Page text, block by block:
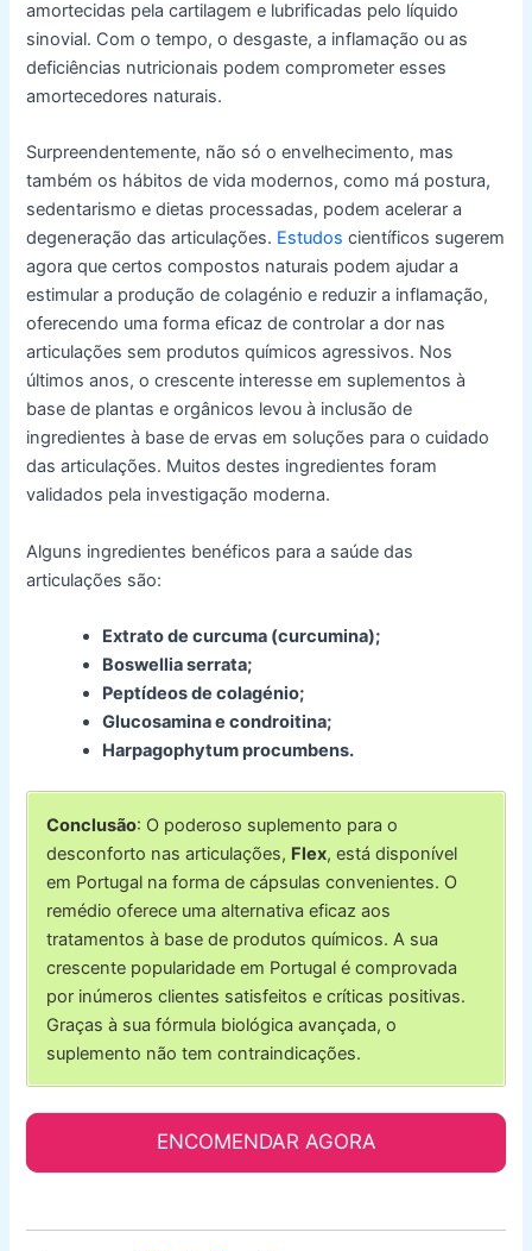
amortecidas pela cartilagem e lubrificadas pelo líquido
sinovial. Com o tempo, o desgaste, a inflamação ou as
deficiências nutricionais podem comprometer esses
amortecedores naturais.
Surpreendentemente, não só o envelhecimento, mas
também os hábitos de vida modernos, como má postura,
sedentarismo e dietas processadas, podem acelerar a
degeneração das articulações. Estudos científicos sugerem
agora que certos compostos naturais podem ajudar a
estimular a produção de colagénio e reduzir a inflamação,
oferecendo uma forma eficaz de controlar a dor nas
articulações sem produtos químicos agressivos. Nos
últimos anos, o crescente interesse em suplementos à
base de plantas e orgânicos levou à inclusão de
ingredientes à base de ervas em soluções para o cuidado
das articulações. Muitos destes ingredientes foram
validados pela investigação moderna.
Alguns ingredientes benéficos para a saúde das
articulações são:
Extrato de curcuma (curcumina);
Boswellia serrata;
Peptídeos de colagénio;
Glucosamina e condroitina;
Harpagophytum procumbens.
Conclusão: O poderoso suplemento para o
desconforto nas articulações, Flex, está disponível
em Portugal na forma de cápsulas convenientes. O
remédio oferece uma alternativa eficaz aos
tratamentos à base de produtos químicos. A sua
crescente popularidade em Portugal é comprovada
por inúmeros clientes satisfeitos e críticas positivas.
Graças à sua fórmula biológica avançada, o
suplemento não tem contraindicações.
ENCOMENDAR AGORA